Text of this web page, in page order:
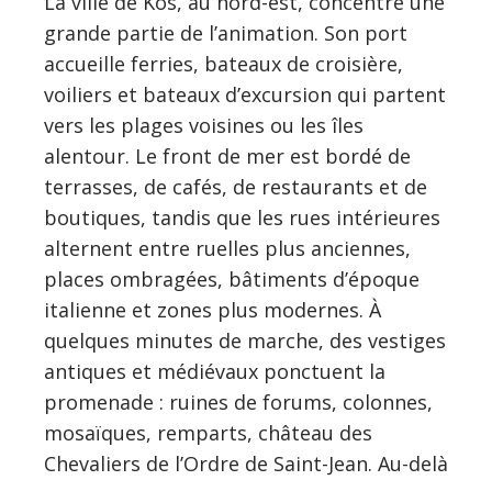
grande partie de l’animation. Son port
accueille ferries, bateaux de croisière,
voiliers et bateaux d’excursion qui partent
vers les plages voisines ou les îles
alentour. Le front de mer est bordé de
terrasses, de cafés, de restaurants et de
boutiques, tandis que les rues intérieures
alternent entre ruelles plus anciennes,
places ombragées, bâtiments d’époque
italienne et zones plus modernes. À
quelques minutes de marche, des vestiges
antiques et médiévaux ponctuent la
promenade : ruines de forums, colonnes,
mosaïques, remparts, château des
Chevaliers de l’Ordre de Saint-Jean. Au-delà